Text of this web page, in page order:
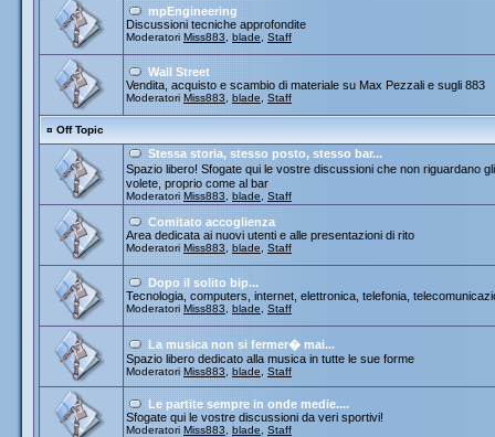
mpEngineering
Discussioni tecniche approfondite
Moderatori Miss883 blade Staff
Wall Street
Vendita, acquisto e scambio di materiale su Max Pezzali e sugli 883
Moderatori Miss883 blade Staff
¤ Off Topic
Stessa storia, stesso posto, stesso bar...
Spazio libero! Sfogate qui le vostre discussioni che non riguardano
volete, proprio come al bar
Moderatori Miss883 blade Staff
Comitato accoglienza
Area dedicata ai nuovi utenti e alle presentazioni di rito
Moderatori Miss883 blade Staff
Dopo il solito bip...
Tecnologia, computers, internet, elettronica, telefonia,
Moderatori Miss883 blade Staff
La musica non si fermer� mai...
Spazio libero dedicato alla musica in tutte le sue forme
Moderatori Miss883 blade Staff
Le partite sempre in onde medie....
Sfogate qui le vostre discussioni da veri sportivi!
Moderatori Miss883 blade Staff